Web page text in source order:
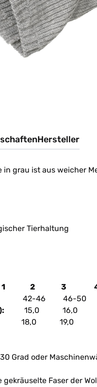
Hersteller
in grau ist aus weicher
Tierhaltung
1 2 3
46 46-50
15,0 16,0
19,0
Grad oder
gekräuselte Faser der